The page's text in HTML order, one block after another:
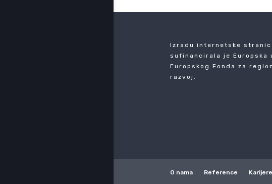
Izradu internetske
sufinancirala je Europska
Europskog Fonda za
razvoj.
O nama Reference Karijere